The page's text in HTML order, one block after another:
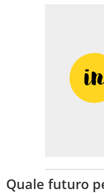
Quale futuro